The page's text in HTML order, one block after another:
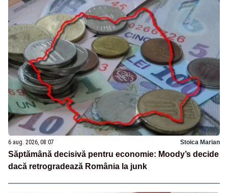
6 aug. 2026, 08:07 Stoica Marian
Săptămână decisivă pentru economie: Moody’s decide
dacă retrogradează România la junk